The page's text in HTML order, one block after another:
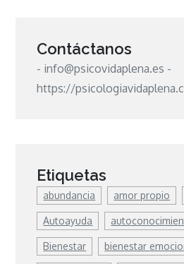
Contáctanos
- info@psicovidaplena.es -
https://
Etiquetas
abundancia amor propio
Autoayuda
Bienestar bienestar